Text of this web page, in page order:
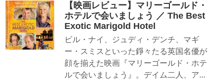
【映画レビュー】マリーゴールド・
ホテルで会いましょう ／ The Best
Exotic Marigold Hotel
ビル・ナイ、ジュディ・デンチ、マギ
ー・スミスといった錚々たる英国名優が
顔を揃えた映画『マリーゴールド・ホテ
ルで会いましょう』。デイム二人、ア...